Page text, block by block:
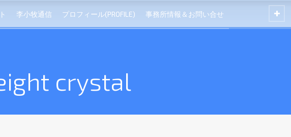
李小牧通信 プロフィール(PROFILE) 事務所情報＆お問い合せ
crystal